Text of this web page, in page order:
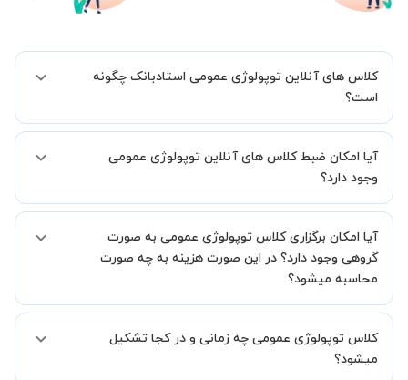
کلاس های آنلاین توپولوژی عمومی استادبانک چگونه
است؟
شما میدهیم که استاد شما پیش از جلسه تمامی موارد لازم برای برگزاری
یک کلاس آنلاین با کیفیت و مفید را به شما توضیح خواهند داد.
آیا امکان ضبط کلاس های آنلاین توپولوژی عمومی
وجود دارد؟
کنید.
آیا امکان برگزاری کلاس توپولوژی عمومی به صورت
گروهی وجود دارد؟ در این صورت هزینه به چه صورت
محاسبه میشود؟
صورتیکه مایل هستید کلاس ها را در کنار دوستان و یا آشنایان خود به
صورت گروهی برگزار کنید، این امکان وجود دارد. در این حالت، به ازای هر
کلاس توپولوژی عمومی چه زمانی و در کجا تشکیل
میشود؟